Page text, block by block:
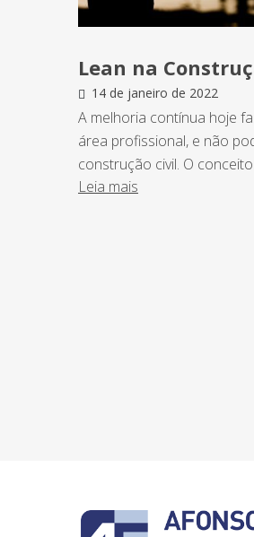
Lean na
14 de janeiro de 2022
A melhoria contínua hoje
área profissional, e não
construção civil. O
Leia mais